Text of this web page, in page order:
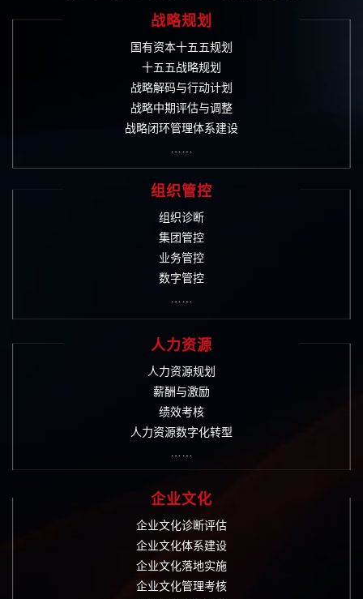
战略规划
国有资本十五五规划
十五五战略规划
战略解码与行动计划
战略中期评估与调整
战略闭环管理体系建设
组织管控
组织诊断
集团管控
业务管控
数字管控
人力资源
人力资源规划
薪酬与激励
绩效考核
人力资源数字化转型
企业文化
企业文化诊断评估
企业文化体系建设
企业文化落地实施
企业文化管理考核